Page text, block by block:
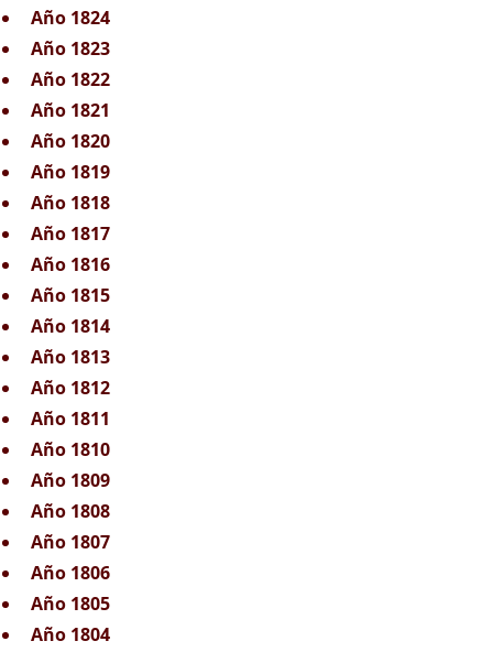
Año 1824
Año 1823
Año 1822
Año 1821
Año 1820
Año 1819
Año 1818
Año 1817
Año 1816
Año 1815
Año 1814
Año 1813
Año 1812
Año 1811
Año 1810
Año 1809
Año 1808
Año 1807
Año 1806
Año 1805
Año 1804